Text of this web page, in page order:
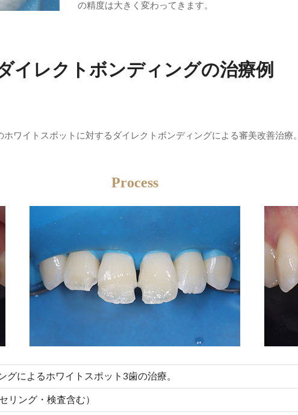
の精度は大きく変わってきます。
イレクトボンディングの治療例
ホワイトスポットに対するダイレクトボンディングによる審美改善治療。
Process
グによるホワイトスポット3歯の治療。
リング・検査含む）